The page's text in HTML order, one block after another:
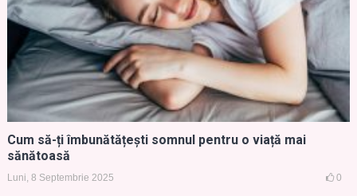
Cum să-ți îmbunătățești somnul pentru o viață mai
sănătoasă
Luni, 8 Septembrie 2025 0